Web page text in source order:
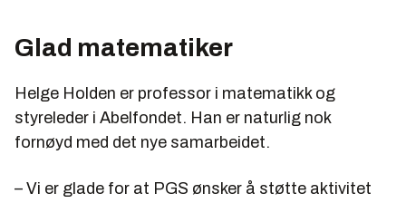
Glad matematiker
Helge Holden er professor i matematikk og
styreleder i Abelfondet. Han er naturlig nok
fornøyd med det nye samarbeidet.
– Vi er glade for at PGS ønsker å støtte aktivitet